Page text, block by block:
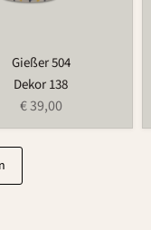
Gießer 504
Dekor 138
€ 39,00